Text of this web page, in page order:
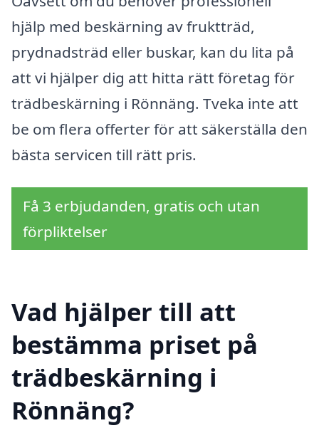
hjälp med beskärning av fruktträd,
prydnadsträd eller buskar, kan du lita på
att vi hjälper dig att hitta rätt företag för
trädbeskärning i Rönnäng. Tveka inte att
be om flera offerter för att säkerställa den
bästa servicen till rätt pris.
Få 3 erbjudanden, gratis och utan
förpliktelser
Vad hjälper till att
bestämma priset på
trädbeskärning i
Rönnäng?